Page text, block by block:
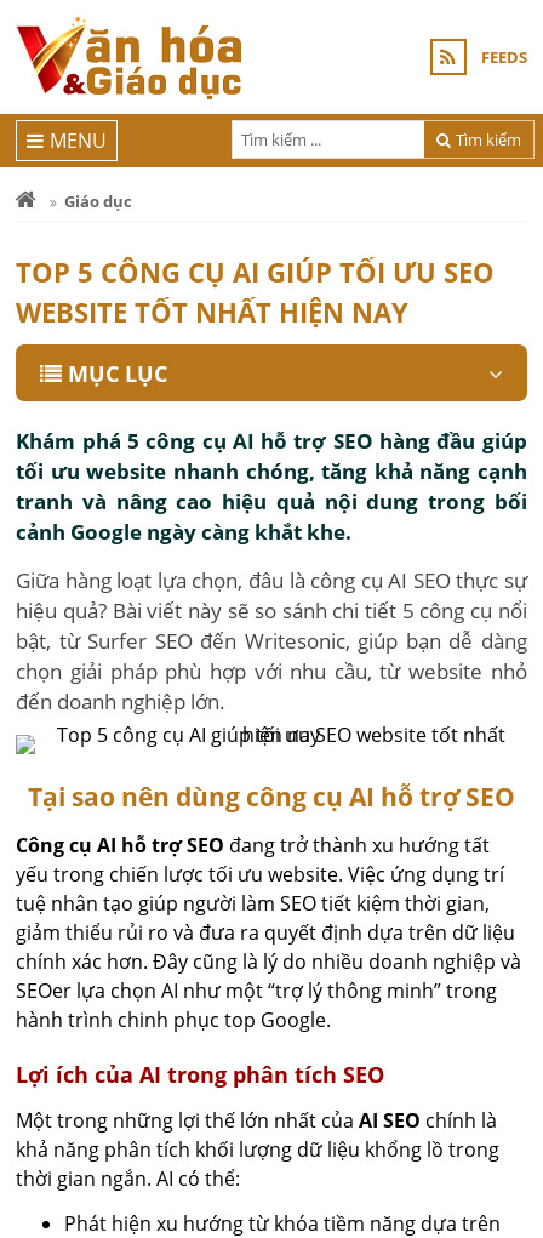
FEEDS
Tìm kiếm
MENU
Giáo dục
TOP 5 CÔNG CỤ AI GIÚP TỐI ƯU SEO
WEBSITE TỐT NHẤT HIỆN NAY
MỤC LỤC
Khám phá 5 công cụ AI hỗ trợ SEO hàng đầu giúp
tối ưu website nhanh chóng, tăng khả năng cạnh
tranh và nâng cao hiệu quả nội dung trong bối
cảnh Google ngày càng khắt khe.
Giữa hàng loạt lựa chọn, đâu là công cụ AI SEO thực sự
hiệu quả? Bài viết này sẽ so sánh chi tiết 5 công cụ nổi
bật, từ Surfer SEO đến Writesonic, giúp bạn dễ dàng
chọn giải pháp phù hợp với nhu cầu, từ website nhỏ
đến doanh nghiệp lớn.
Tại sao nên dùng công cụ AI hỗ trợ SEO
Công cụ AI hỗ trợ SEO đang trở thành xu hướng tất
yếu trong chiến lược tối ưu website. Việc ứng dụng trí
tuệ nhân tạo giúp người làm SEO tiết kiệm thời gian,
giảm thiểu rủi ro và đưa ra quyết định dựa trên dữ liệu
chính xác hơn. Đây cũng là lý do nhiều doanh nghiệp và
SEOer lựa chọn AI như một “trợ lý thông minh” trong
hành trình chinh phục top Google.
Lợi ích của AI trong phân tích SEO
Một trong những lợi thế lớn nhất củaAI SEO chính là
khả năng phân tích khối lượng dữ liệu khổng lồ trong
thời gian ngắn. AI có thể:
Phát hiện xu hướng từ khóa tiềm năng dựa trên